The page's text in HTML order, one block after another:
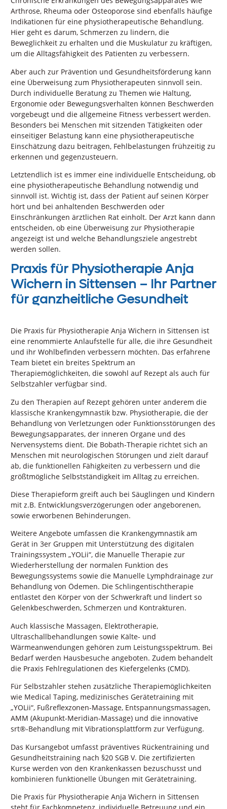
Arthrose, Rheuma oder Osteoporose sind ebenfalls häufige
Indikationen für eine physiotherapeutische Behandlung.
Hier geht es darum, Schmerzen zu lindern, die
Beweglichkeit zu erhalten und die Muskulatur zu kräftigen,
um die Alltagsfähigkeit des Patienten zu verbessern.
Aber auch zur Prävention und Gesundheitsförderung kann
eine Überweisung zum Physiotherapeuten sinnvoll sein.
Durch individuelle Beratung zu Themen wie Haltung,
Ergonomie oder Bewegungsverhalten können Beschwerden
vorgebeugt und die allgemeine Fitness verbessert werden.
Besonders bei Menschen mit sitzenden Tätigkeiten oder
einseitiger Belastung kann eine physiotherapeutische
Einschätzung dazu beitragen, Fehlbelastungen frühzeitig zu
erkennen und gegenzusteuern.
Letztendlich ist es immer eine individuelle Entscheidung, ob
eine physiotherapeutische Behandlung notwendig und
sinnvoll ist. Wichtig ist, dass der Patient auf seinen Körper
hört und bei anhaltenden Beschwerden oder
Einschränkungen ärztlichen Rat einholt. Der Arzt kann dann
entscheiden, ob eine Überweisung zur Physiotherapie
angezeigt ist und welche Behandlungsziele angestrebt
werden sollen.
Praxis für Physiotherapie Anja
Wichern in Sittensen – Ihr Partner
für ganzheitliche Gesundheit
Die Praxis für Physiotherapie Anja Wichern in Sittensen ist
eine renommierte Anlaufstelle für alle, die ihre Gesundheit
und ihr Wohlbefinden verbessern möchten. Das erfahrene
Team bietet ein breites Spektrum an
Therapiemöglichkeiten, die sowohl auf Rezept als auch für
Selbstzahler verfügbar sind.
Zu den Therapien auf Rezept gehören unter anderem die
klassische Krankengymnastik bzw. Physiotherapie, die der
Behandlung von Verletzungen oder Funktionsstörungen des
Bewegungsapparates, der inneren Organe und des
Nervensystems dient. Die Bobath-Therapie richtet sich an
Menschen mit neurologischen Störungen und zielt darauf
ab, die funktionellen Fähigkeiten zu verbessern und die
größtmögliche Selbstständigkeit im Alltag zu erreichen.
Diese Therapieform greift auch bei Säuglingen und Kindern
mit z.B. Entwicklungsverzögerungen oder angeborenen,
sowie erworbenen Behinderungen.
Weitere Angebote umfassen die Krankengymnastik am
Gerät in 3er Gruppen mit Unterstützung des digitalen
Trainingssystem „YOLii“, die Manuelle Therapie zur
Wiederherstellung der normalen Funktion des
Bewegungssystems sowie die Manuelle Lymphdrainage zur
Behandlung von Ödemen. Die Schlingentischtherapie
entlastet den Körper von der Schwerkraft und lindert so
Gelenkbeschwerden, Schmerzen und Kontrakturen.
Auch klassische Massagen, Elektrotherapie,
Ultraschallbehandlungen sowie Kälte- und
Wärmeanwendungen gehören zum Leistungsspektrum. Bei
Bedarf werden Hausbesuche angeboten. Zudem behandelt
die Praxis Fehlregulationen des Kiefergelenks (CMD).
Für Selbstzahler stehen zusätzliche Therapiemöglichkeiten
wie Medical Taping, medizinisches Gerätetraining mit
„YOLii“, Fußreflexzonen-Massage, Entspannungsmassagen,
AMM (Akupunkt-Meridian-Massage) und die innovative
srt®-Behandlung mit Vibrationsplattform zur Verfügung.
Das Kursangebot umfasst präventives Rückentraining und
Gesundheitstraining nach §20 SGB V. Die zertifizierten
Kurse werden von den Krankenkassen bezuschusst und
kombinieren funktionelle Übungen mit Gerätetraining.
Die Praxis für Physiotherapie Anja Wichern in Sittensen